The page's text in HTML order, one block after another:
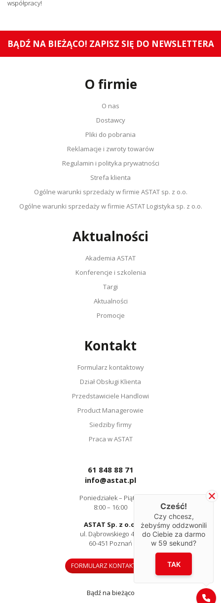
współpracy!
BĄDŹ NA BIEŻĄCO! ZAPISZ SIĘ DO NEWSLETTERA
O firmie
O nas
Dostawcy
Pliki do pobrania
Reklamacje i zwroty towarów
Regulamin i polityka prywatności
Strefa klienta
Ogólne warunki sprzedaży w firmie ASTAT sp. z o.o.
Ogólne warunki sprzedaży w firmie ASTAT Logistyka sp. z o.o.
Aktualności
Akademia ASTAT
Konferencje i szkolenia
Targi
Aktualności
Promocje
Kontakt
Formularz kontaktowy
Dział Obsługi Klienta
Przedstawiciele Handlowi
Product Managerowie
Siedziby firmy
Praca w ASTAT
61 848 88 71
info@astat.pl
Poniedziałek – Piątek
8:00 – 16:00
ASTAT Sp. z o.o.
ul. Dąbrowskiego 441
60-451 Poznań
FORMULARZ KONTAKTOWY
Bądź na bieżąco
Cześć!
Czy chcesz,
żebyśmy oddzwonili
do Ciebie za darmo
w 59 sekund?
TAK